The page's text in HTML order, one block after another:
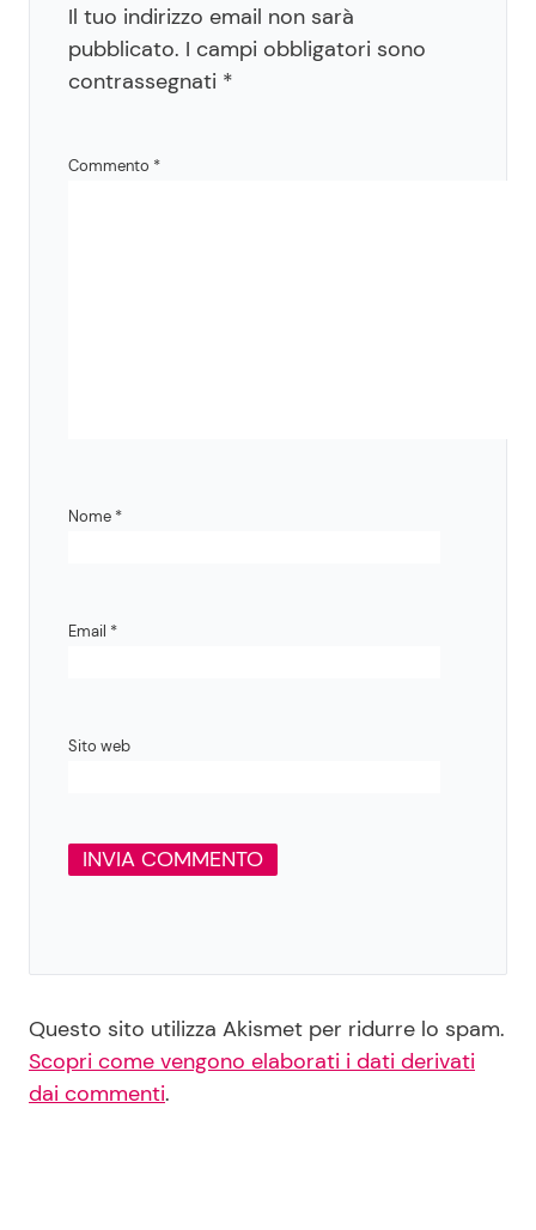
Il tuo indirizzo email non sarà
pubblicato. I campi obbligatori sono
contrassegnati *
Commento *
Nome *
Email *
Sito web
Questo sito utilizza Akismet per ridurre lo spam.
Scopri come vengono elaborati i dati derivati
dai commenti.